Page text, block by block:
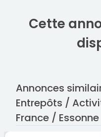
Cette
Annonces
Entrepôts /
France /